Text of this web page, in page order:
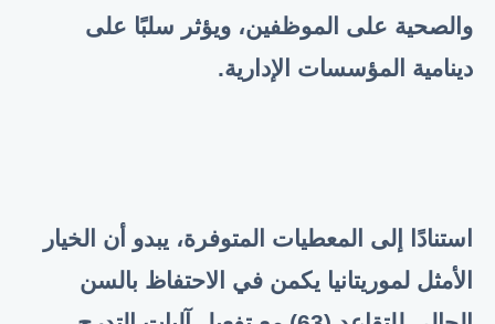
والصحية على الموظفين، ويؤثر سلبًا على
دينامية المؤسسات الإدارية.
استنادًا إلى المعطيات المتوفرة، يبدو أن الخيار
الأمثل لموريتانيا يكمن في الاحتفاظ بالسن